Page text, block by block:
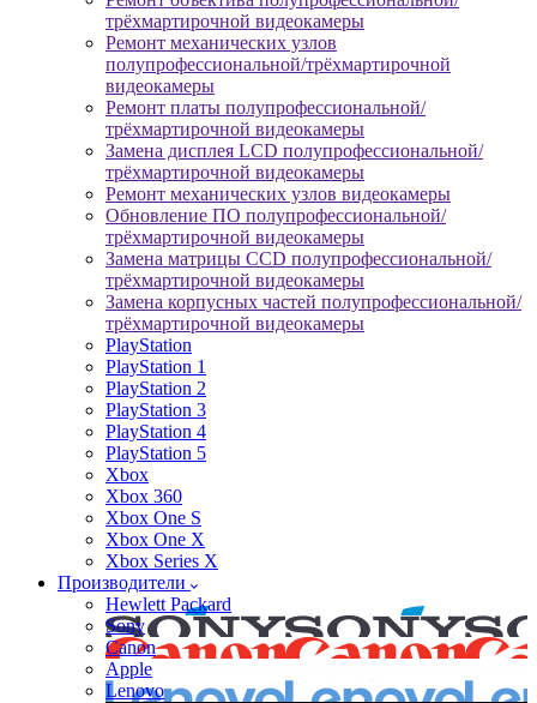
трёхмартирочной видеокамеры
Ремонт механических узлов
полупрофессиональной/трёхмартирочной
видеокамеры
Ремонт платы полупрофессиональной/
трёхмартирочной видеокамеры
Замена дисплея LCD полупрофессиональной/
трёхмартирочной видеокамеры
Ремонт механических узлов видеокамеры
Обновление ПО полупрофессиональной/
трёхмартирочной видеокамеры
Замена матрицы CCD полупрофессиональной/
трёхмартирочной видеокамеры
Замена корпусных частей полупрофессиональной/
трёхмартирочной видеокамеры
PlayStation
PlayStation 1
PlayStation 2
PlayStation 3
PlayStation 4
PlayStation 5
Xbox
Xbox 360
Xbox One S
Xbox One X
Xbox Series X
Производители
Hewlett Packard
Sony
Canon
Apple
Lenovo